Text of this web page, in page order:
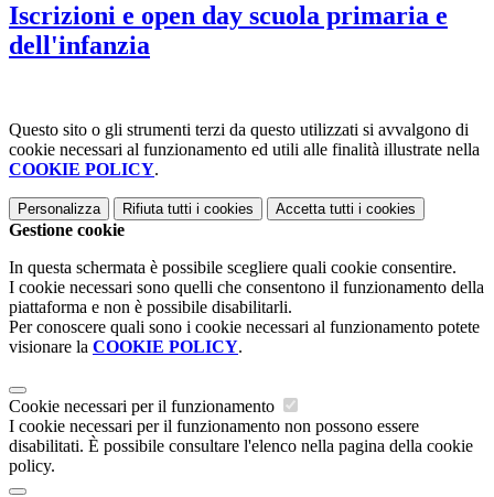
Iscrizioni e open day scuola primaria e
dell'infanzia
Questo sito o gli strumenti terzi da questo utilizzati si avvalgono di
cookie necessari al funzionamento ed utili alle finalità illustrate nella
COOKIE POLICY.
Personalizza Rifiuta tutti i cookies Accetta tutti i cookies
Gestione cookie
In questa schermata è possibile scegliere quali cookie consentire.
I cookie necessari sono quelli che consentono il funzionamento della
piattaforma e non è possibile disabilitarli.
Per conoscere quali sono i cookie necessari al funzionamento potete
visionare la COOKIE POLICY.
Cookie necessari per il funzionamento
I cookie necessari per il funzionamento non possono essere
disabilitati. È possibile consultare l'elenco nella pagina della cookie
policy.